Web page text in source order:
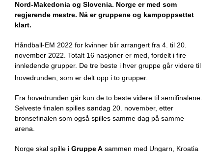
Nord-Makedonia og Slovenia. Norge er med som
regjerende mestre. Nå er gruppene og kampoppsettet
klart.
Håndball-EM 2022 for kvinner blir arrangert fra 4. til 20.
november 2022. Totalt 16 nasjoner er med, fordelt i fire
innledende grupper. De tre beste i hver gruppe går videre til
hovedrunden, som er delt opp i to grupper.
Fra hovedrunden går kun de to beste videre til semifinalene.
Selveste finalen spilles søndag 20. november, etter
bronsefinalen som også spilles samme dag på samme
arena.
Norge skal spille i Gruppe A sammen med Ungarn, Kroatia